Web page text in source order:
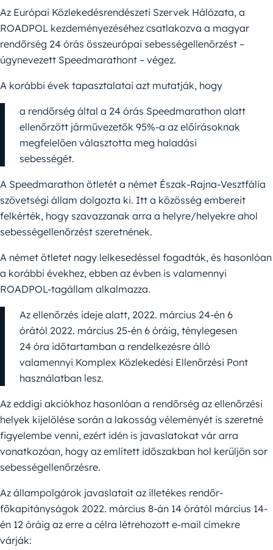
Az Európai Közlekedésrendészeti Szervek Hálózata, a
ROADPOL kezdeményezéséhez csatlakozva a magyar
rendőrség 24 órás összeurópai sebességellenőrzést –
úgynevezett Speedmarathont – végez.
A korábbi évek tapasztalatai azt mutatják, hogy
a rendőrség által a 24 órás Speedmarathon alatt
ellenőrzött járművezetők 95%-a az előírásoknak
megfelelően választotta meg haladási
sebességét.
A Speedmarathon ötletét a német Észak-Rajna-Vesztfália
szövetségi állam dolgozta ki. Itt a közösség embereit
felkérték, hogy szavazzanak arra a helyre/helyekre ahol
sebességellenőrzést szeretnének.
A német ötletet nagy lelkesedéssel fogadták, és hasonlóan
a korábbi évekhez, ebben az évben is valamennyi
ROADPOL-tagállam alkalmazza.
Az ellenőrzés ideje alatt, 2022. március 24-én 6
órától 2022. március 25-én 6 óráig, ténylegesen
24 óra időtartamban a rendelkezésre álló
valamennyi Komplex Közlekedési Ellenőrzési Pont
használatban lesz.
Az eddigi akciókhoz hasonlóan a rendőrség az ellenőrzési
helyek kijelölése során a lakosság véleményét is szeretné
figyelembe venni, ezért idén is javaslatokat vár arra
vonatkozóan, hogy az említett időszakban hol kerüljön sor
sebességellenőrzésre.
Az állampolgárok javaslatait az illetékes rendőr-
főkapitányságok 2022. március 8-án 14 órától március 14-
én 12 óráig az erre a célra létrehozott e-mail címekre
várják: